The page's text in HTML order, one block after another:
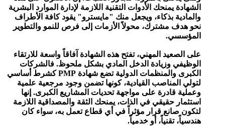
الشهادة يمنحك الأدوات التقنية اللازمة لإدارة الموارد البشرية
والمادية بذكاء، ويجعل منك "مايسترو" يقود كافة الأطراف
نحو هدف مشترك، محولاً الأزمات إلى فرص للنمو والتطوير
المؤسسي.
على الصعيد المهني، تفتح هذه الشهادة آفاقاً واسعة للارتقاء
الوظيفي وزيادة الدخل المادي بشكل ملحوظ. فالشركات
الكبرى والمنظمات الدولية تضع شهادة PMP كشرط أساسي
لتولي المناصب القيادية، كونها تضمن وجود مرجعية علمية
وعملية قادرة على مواجهة تحديات المشاريع الكبرى. إنها
استثمار حقيقي في الذات، يمنحك الثقة والمصداقية اللازمة
لتكون صانع قرار مؤثراً في أي قطاع تعمل به، سواء كان
هندسياً، تقنياً، أو خدمياً.